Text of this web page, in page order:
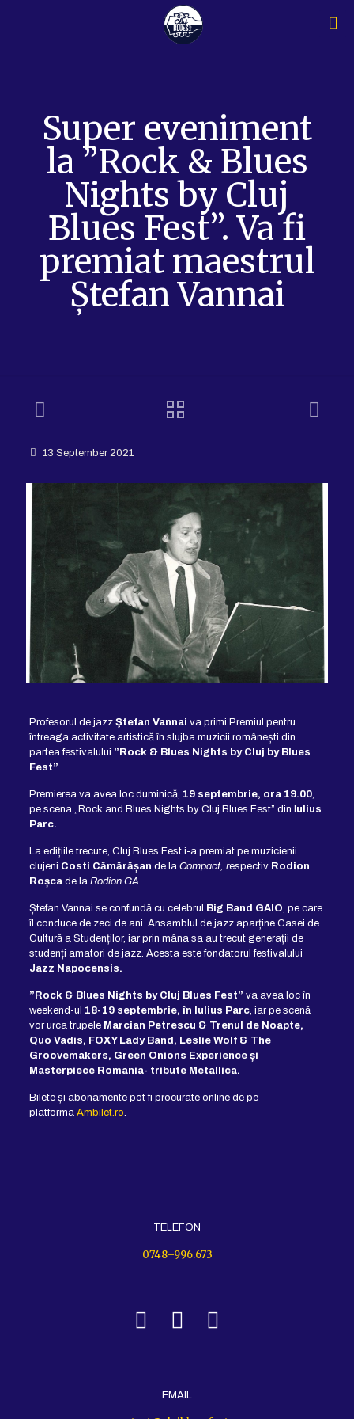
Super eveniment
la ”Rock & Blues
Nights by Cluj
Blues Fest”. Va fi
premiat maestrul
Ștefan Vannai
13 September 2021
Profesorul de jazz Ştefan Vannai va primi Premiul pentru
întreaga activitate artistică în slujba muzicii românești din
partea festivalului ”Rock & Blues Nights by Cluj by Blues
Fest”.
Premierea va avea loc duminică, 19 septembrie, ora 19.00,
pe scena „Rock and Blues Nights by Cluj Blues Fest” din I ulius
Parc.
La edițiile trecute, Cluj Blues Fest i-a premiat pe muzicienii
clujeni Costi Cămărășan de la Compact, respectivRodion
Roșca de la Rodion GA.
Ștefan Vannai se confundă cu celebrul Big Band GAIO, pe care
îl conduce de zeci de ani. Ansamblul de jazz aparține Casei de
Cultură a Studenților, iar prin mâna sa au trecut generații de
studenți amatori de jazz. Acesta este fondatorul festivalului
Jazz Napocensis.
”Rock & Blues Nights by Cluj Blues Fest” va avea loc în
weekend-ul 18-19 septembrie, în Iulius Parc, iar pe scenă
vor urca trupele Marcian Petrescu & Trenul de Noapte,
Quo Vadis, FOXY Lady Band, Leslie Wolf & The
Groovemakers, Green Onions Experience și
Masterpiece Romania- tribute Metallica.
Bilete și abonamente pot fi procurate online de pe
platforma Ambilet.ro.
TELEFON
0748–996.673
EMAIL